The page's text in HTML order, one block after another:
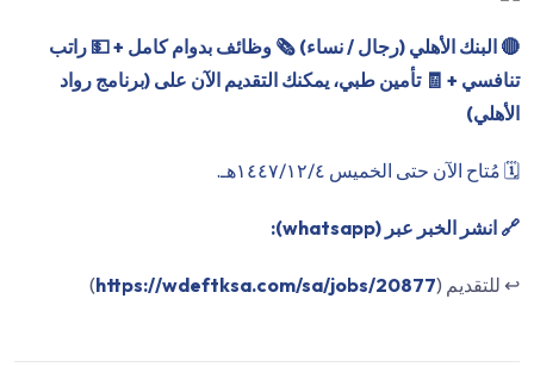
🔴 البنك الأهلي (رجال / نساء) 🗞 وظائف بدوام كامل + 💵 راتب
تنافسي + 🧾 تأمين طبي، يمكنك التقديم الآن على (برنامج رواد
الأهلي)
🗓 مُتاح الآن حتى الخميس ١٤٤٧/١٢/٤هـ.
🔗 انشر الخبر عبر (whatsapp):
↩️ للتقديم (https://wdeftksa.com/sa/jobs/20877
)